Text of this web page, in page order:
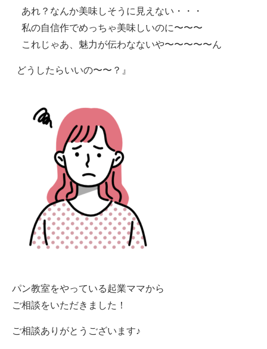
あれ？なんか美味しそうに見えない・・・
私の自信作でめっちゃ美味しいのに〜〜〜
これじゃあ、魅力が伝わなないや〜〜〜〜〜ん
どうしたらいいの〜〜？』
パン教室をやっている起業ママから
ご相談をいただきました！
ご相談ありがとうございます♪